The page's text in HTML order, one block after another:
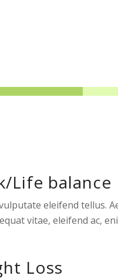
Life balance
eleifend tellus.
vitae, eleifend ac,
Loss